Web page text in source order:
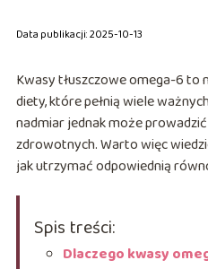
Data publikacji: 2025-10-13
Kwasy tłuszczowe omega-6 to
diety, które pełnią wiele
nadmiar jednak może
zdrowotnych. Warto więc
jak utrzymać odpowiednią
Spis treści:
Dlaczego kwasy